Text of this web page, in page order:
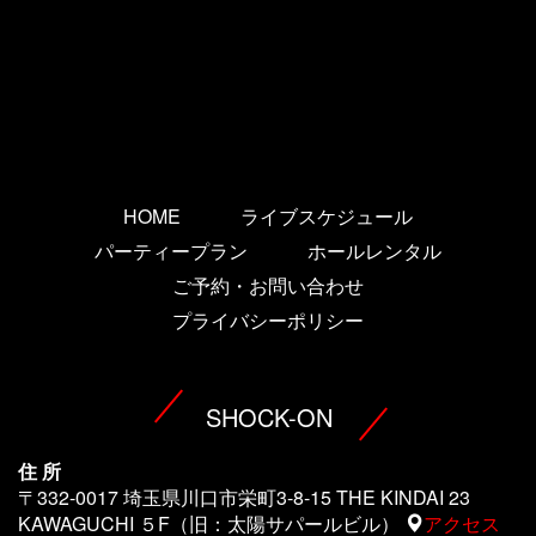
HOME
ライブスケジュール
パーティープラン
ホールレンタル
ご予約・お問い合わせ
プライバシーポリシー
SHOCK-ON
住 所
〒332-0017 埼玉県川口市栄町3-8-15 THE KINDAI 23
KAWAGUCHI ５F（旧：太陽サパールビル）
アクセス